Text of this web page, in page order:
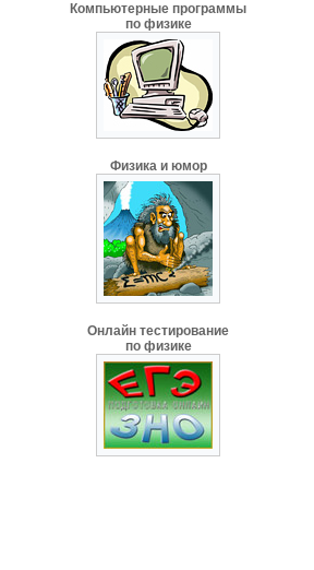
Компьютерные программы
по физике
Физика и юмор
Онлайн тестирование
по физике